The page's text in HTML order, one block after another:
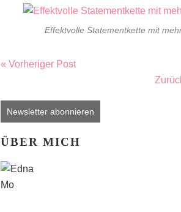
Effektvolle Statementkette mit
« Vorheriger Post
Newsletter abonnieren
ÜBER MICH